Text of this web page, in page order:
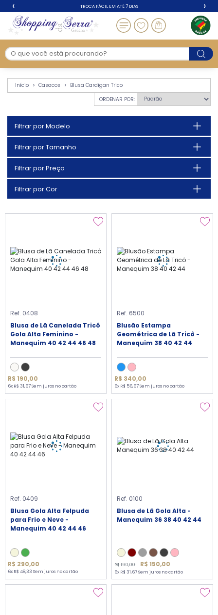
Blusa Cardigan Trico
TROCA FÁCIL EM ATÉ 7 DIAS
‹ ›
Início Casacos
Blusa Cardigan Trico
ORDENAR POR:
Filtrar por Modelo
Filtrar por Tamanho
Filtrar por Preço
Filtrar por Cor
Ref. 0408
Blusa de Lã Canelada Tricô
Gola Alta Feminino -
Manequim 40 42 44 46 48
R$ 190,00
6x R$ 31,67 Sem juros no cartão
Ref. 6500
Blusão Estampa
Geométrica de Lã Tricô -
Manequim 38 40 42 44
R$ 340,00
6x R$ 56,67 Sem juros no cartão
Ref. 0409
Blusa Gola Alta Felpuda
para Frio e Neve -
Manequim 40 42 44 46
R$ 290,00
6x R$ 48,33 Sem juros no cartão
Ref. 0100
Blusa de Lã Gola Alta -
Manequim 36 38 40 42 44
R$ 190,00 R$ 150,00
6x R$ 31,67 Sem juros no cartão